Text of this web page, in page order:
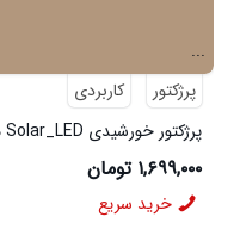
...
پرژکتور
کاربردی
پرژکتور خورشیدی Solar_LED مدل 3912
۱,۶۹۹,۰۰۰ تومان
خرید سریع